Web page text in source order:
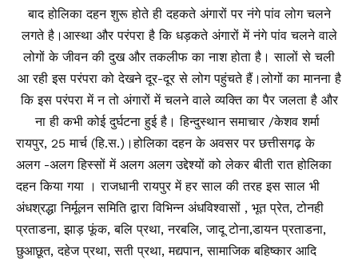
रायपुर, 25 मार्च (हि.स.)।होलिका दहन के अवसर पर छत्तीसगढ़ के
अलग -अलग हिस्सों में अलग अलग उद्देश्यों को लेकर बीती रात होलिका
दहन किया गया । राजधानी रायपुर में हर साल की तरह इस साल भी
अंधश्रद्धा निर्मूलन समिति द्वारा विभिन्न अंधविश्वासों , भूत प्रेत, टोनही
प्रताडना, झाड़ फूंक, बलि प्रथा, नरबलि, जादू टोना,डायन प्रताडना,
छुआछूत, दहेज प्रथा, सती प्रथा, मद्यपान, सामाजिक बहिष्कार आदि